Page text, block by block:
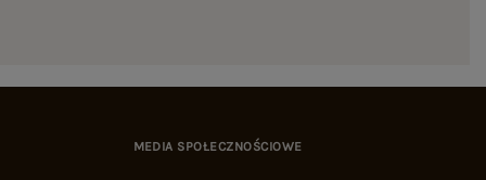
MEDIA SPOŁECZNOŚCIOWE